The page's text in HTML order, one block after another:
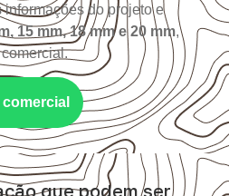
informações do projeto e
15 mm, 18 mm e 20 mm,
que podem ser